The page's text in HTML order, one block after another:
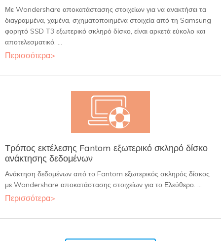
Με Wondershare αποκατάστασης στοιχείων για να ανακτήσει τα
διαγραμμένα, χαμένα, σχηματοποιημένα στοιχεία από τη Samsung
φορητό SSD Τ3 εξωτερικό σκληρό δίσκο, είναι αρκετά εύκολο και
αποτελεσματικό. ...
Περισσότερα>
Τρόπος εκτέλεσης Fantom εξωτερικό σκληρό δίσκο
ανάκτησης δεδομένων
Ανάκτηση δεδομένων από το Fantom εξωτερικός σκληρός δίσκος
με Wondershare αποκατάστασης στοιχείων για το Ελεύθερο. ...
Περισσότερα>